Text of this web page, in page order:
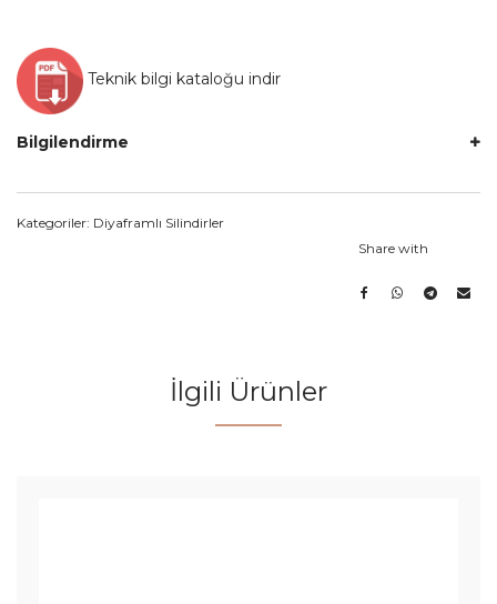
Teknik bilgi kataloğu indir
Bilgilendirme
Kategoriler: Diyaframlı Silindirler
Share with
İlgili Ürünler